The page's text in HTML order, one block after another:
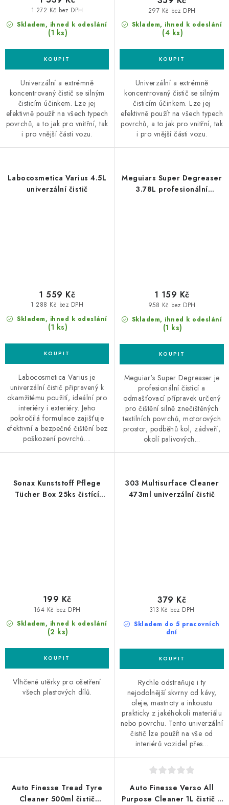
Skladem, ihned k odeslání
(1 ks)
1 272 Kč bez DPH
Univerzální a extrémně
koncentrovaný čistič se silným
čisticím účinkem. Lze jej
efektivně použít na všech typech
povrchů, a to jak pro vnitřní, tak
i pro vnější části vozu.
Skladem, ihned k odeslání
(4 ks)
297 Kč bez DPH
Univerzální a extrémně
koncentrovaný čistič se silným
čisticím účinkem. Lze jej
efektivně použít na všech typech
povrchů, a to jak pro vnitřní, tak
i pro vnější části vozu.
Labocosmetica Varius 4.5L
univerzální čistič
Skladem, ihned k odeslání
(1 ks)
1 288 Kč bez DPH
1 559 Kč
Labocosmetica Varius je
univerzální čistič připravený k
okamžitému použití, ideální pro
interiéry i exteriéry. Jeho
pokročilá formulace zajišťuje
efektivní a bezpečné čištění bez
poškození povrchů....
Meguiars Super Degreaser
3.78L profesionální
Skladem, ihned k odeslání
(1 ks)
958 Kč bez DPH
1 159 Kč
Meguiar's Super Degreaser je
profesionální čisticí a
odmašťovací přípravek určený
pro čištění silně znečištěných
textilních povrchů, motorových
prostor, podběhů kol, zádveří,
okolí palivových...
Sonax Kunststoff Pflege
Tücher Box 25ks čistící
Skladem, ihned k odeslání
(2 ks)
164 Kč bez DPH
199 Kč
Vlhčené utěrky pro ošetření
všech plastových dílů.
303 Multisurface Cleaner
473ml univerzální čistič
Skladem do 5 pracovních
dní
313 Kč bez DPH
379 Kč
Rychle odstraňuje i ty
nejodolnější skvrny od kávy,
oleje, mastnoty a inkoustu
prakticky z jakéhokoli materiálu
nebo povrchu. Tento univerzální
čistič lze použít na vše od
interiérů vozidel přes...
Auto Finesse Tread Tyre
Cleaner 500ml čistič
Auto Finesse Verso All
Purpose Cleaner 1L čistič a